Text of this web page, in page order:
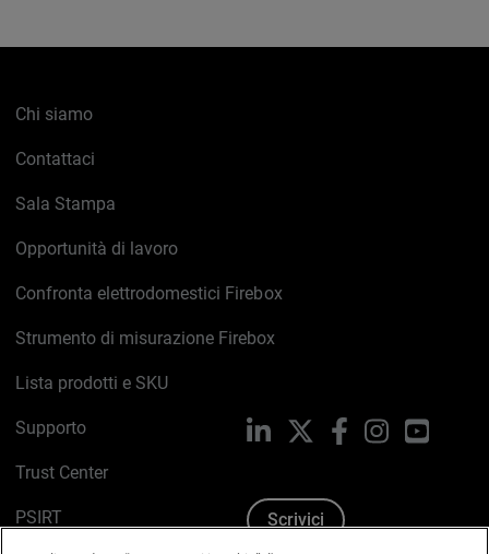
Chi siamo
Contattaci
Sala Stampa
Opportunità di lavoro
Confronta elettrodomestici Firebox
Strumento di misurazione Firebox
Lista prodotti e SKU
Supporto
Trust Center
PSIRT
LinkedIn FacebookInstagram
Scrivici